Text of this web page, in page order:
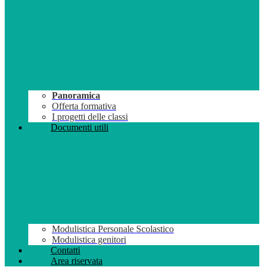
Panoramica
Offerta formativa
I progetti delle classi
Documenti utili
Modulistica Personale Scolastico
Modulistica genitori
Contatti
Area riservata